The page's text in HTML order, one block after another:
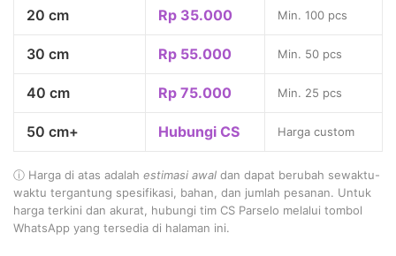
20 cm Rp 35.000 Min. 100 pcs
30 cm Rp 55.000 Min. 50 pcs
40 cm Rp 75.000 Min. 25 pcs
50 cm+ Hubungi CS Harga custom
ⓘ Harga di atas adalah estimasi awal dan dapat berubah sewaktu-
waktu tergantung spesifikasi, bahan, dan jumlah pesanan. Untuk
harga terkini dan akurat, hubungi tim CS Parselo melalui tombol
WhatsApp yang tersedia di halaman ini.